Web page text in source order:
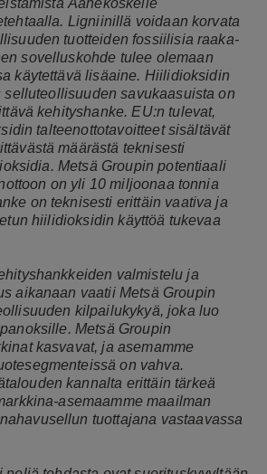
Ligniinillä voidaan korvata
tuotteiden fossiilisia raaka-
sovelluskohde tulee olemaan
käytettävä lisäaine. Hiilidioksidin
selluteollisuuden savukaasuista on
kehityshanke. EU:n tulevat,
talteenottotavoitteet sisältävät
määrästä teknisesti
Metsä Groupin potentiaali
on yli 10 miljoonaa tonnia
on teknisesti erittäin vaativa ja
hiilidioksidin käyttöä tukevaa
valmistelu ja
aikanaan vaatii Metsä Groupin
kilpailukykyä, joka luo
Metsä Groupin
kasvavat, ja asemamme
on vahva.
kannalta erittäin tärkeä
asemaamme maailman
tuottajana vastaavassa